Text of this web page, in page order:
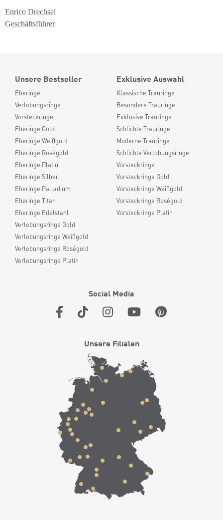
Enrico Drechsel
Geschäftsführer
Unsere Bestseller
Eheringe
Verlobungsringe
Vorsteckringe
Eheringe Gold
Eheringe Weißgold
Eheringe Roségold
Eheringe Platin
Eheringe Silber
Eheringe Palladium
Eheringe Titan
Eheringe Edelstahl
Verlobungsringe Gold
Verlobungsringe Weißgold
Verlobungsringe Roségold
Verlobungsringe Platin
Exklusive Auswahl
Klassische Trauringe
Besondere Trauringe
Exklusive Trauringe
Schlichte Trauringe
Moderne Trauringe
Schlichte Verlobungsringe
Vorsteckringe
Vorsteckringe Gold
Vorsteckringe Weißgold
Vorsteckringe Roségold
Vorsteckringe Platin
Social Media
Unsere Filialen